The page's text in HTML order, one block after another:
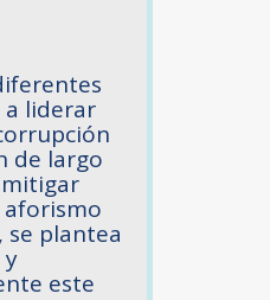
a liderar
de largo
mitigar
plantea
y
este